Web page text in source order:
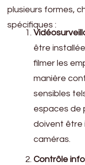
plusieurs formes,
spécifiques :
être
filmer les
manière
sensibles
espaces de
doivent être
caméras.
Contrôle